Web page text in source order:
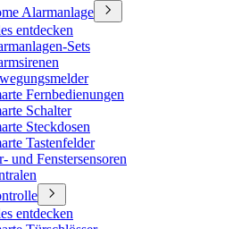
Alarmanlage
entdecken
Sets
Fernbedienungen
Schalter
Steckdosen
Tastenfelder
und Fenstersensoren
entdecken